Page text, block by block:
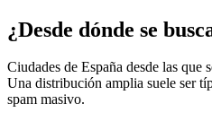
¿Desde dónde se
Ciudades de España desde las que
Una distribución amplia suele ser
spam masivo.